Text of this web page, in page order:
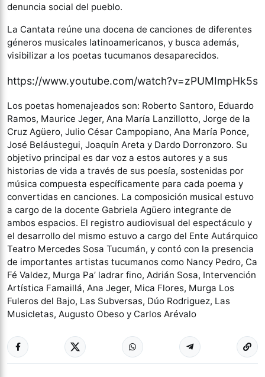
denuncia social del pueblo.
La Cantata reúne una docena de canciones de diferentes
géneros musicales latinoamericanos, y busca además,
visibilizar a los poetas tucumanos desaparecidos.
https://www.youtube.com/watch?v=zPUMImpHk5s
Los poetas homenajeados son: Roberto Santoro, Eduardo
Ramos, Maurice Jeger, Ana María Lanzillotto, Jorge de la
Cruz Agüero, Julio César Campopiano, Ana María Ponce,
José Beláustegui, Joaquín Areta y Dardo Dorronzoro. Su
objetivo principal es dar voz a estos autores y a sus
historias de vida a través de sus poesía, sostenidas por
música compuesta específicamente para cada poema y
convertidas en canciones. La composición musical estuvo
a cargo de la docente Gabriela Agüero integrante de
ambos espacios. El registro audiovisual del espectáculo y
el desarrollo del mismo estuvo a cargo del Ente Autárquico
Teatro Mercedes Sosa Tucumán, y contó con la presencia
de importantes artistas tucumanos como Nancy Pedro, Ca
Fé Valdez, Murga Pa’ ladrar fino, Adrián Sosa, Intervención
Artística Famaillá, Ana Jeger, Mica Flores, Murga Los
Fuleros del Bajo, Las Subversas, Dúo Rodriguez, Las
Musicletas, Augusto Obeso y Carlos Arévalo